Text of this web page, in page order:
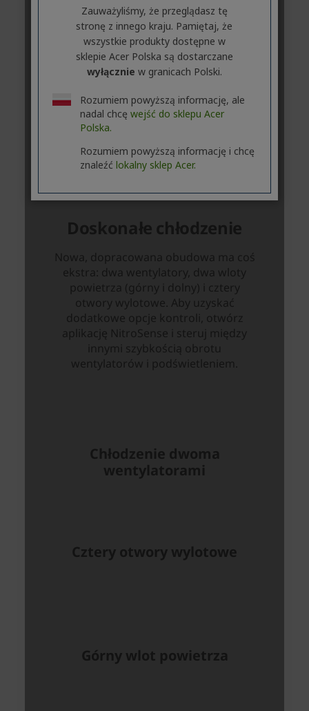
Zauważyliśmy, że przeglądasz tę
stronę z innego kraju. Pamiętaj, że
wszystkie produkty dostępne w
sklepie Acer Polska są dostarczane
wyłącznie w granicach Polski.
Rozumiem powyższą informację, ale
nadal chcę wejść do sklepu Acer
Polska.
Rozumiem powyższą informację i chcę
znaleźć lokalny sklep Acer.